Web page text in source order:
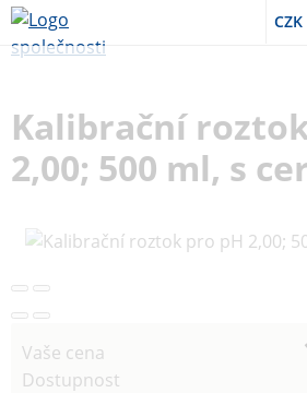
CZK
Kalibrační
2,00; 500 ml, s
Vaše cena
Dostupnost